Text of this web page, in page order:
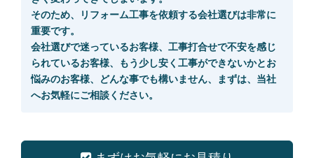
そのため、リフォーム工事を依頼する会社選びは非常に
重要です。
会社選びで迷っているお客様、工事打合せで不安を感じ
られているお客様、もう少し安く工事ができないかとお
悩みのお客様、どんな事でも構いません、まずは、当社
へお気軽にご相談ください。